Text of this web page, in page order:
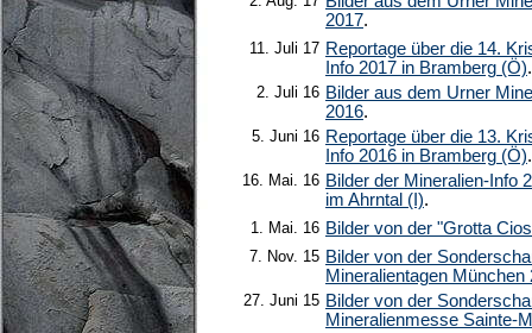
2017.
11. Juli 17 Reportage über die 14.
Info 2017 in Bramberg (Ö).
2. Juli 16 Bilder aus dem Urner
2016.
5. Juni 16 Reportage über die 13.
Info 2016 in Bramberg (Ö).
16. Mai. 16 Bilder der Mineralien-Info
im Ahrntal (I).
1. Mai. 16 Bilder von der "Grotta
7. Nov. 15 Bilder von der
Mineralientagen München
27. Juni 15 Bilder von der
Mineralienmesse Sainte-